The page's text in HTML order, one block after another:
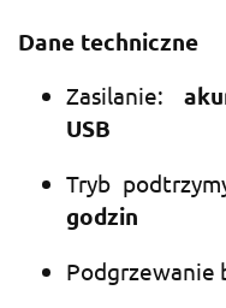
Dane techniczne
Zasilanie:
USB
Tryb
godzin
Podgrzewanie